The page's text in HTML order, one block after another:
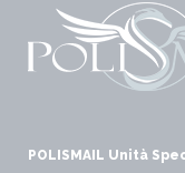
POLISMAIL Unità